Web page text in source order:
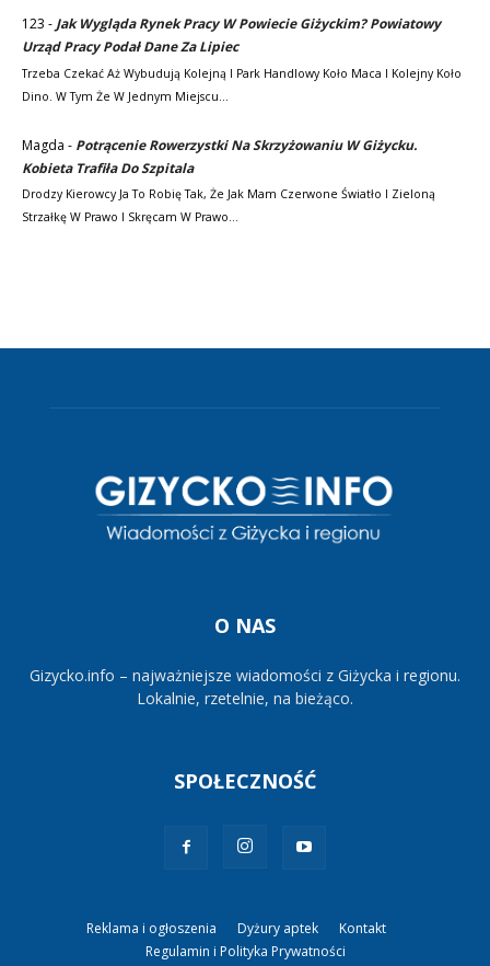
123 - Jak Wygląda Rynek Pracy W Powiecie Giżyckim? Powiatowy
Urząd Pracy Podał Dane Za Lipiec
Trzeba Czekać Aż Wybudują Kolejną I Park Handlowy Koło Maca I Kolejny Koło
Dino. W Tym Że W Jednym Miejscu…
Magda - Potrącenie Rowerzystki Na Skrzyżowaniu W Giżycku.
Kobieta Trafiła Do Szpitala
Drodzy Kierowcy Ja To Robię Tak, Że Jak Mam Czerwone Światło I Zieloną
Strzałkę W Prawo I Skręcam W Prawo…
O NAS
Gizycko.info – najważniejsze wiadomości z Giżycka i regionu.
Lokalnie, rzetelnie, na bieżąco.
SPOŁECZNOŚĆ
Reklama i ogłoszenia Dyżury aptek
Kontakt
Regulamin i Polityka Prywatności